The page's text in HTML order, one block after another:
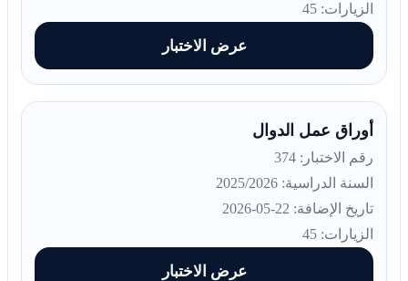
الزيارات: 45
عرض الاختبار
أوراق عمل الدوال
رقم الاختبار: 374
السنة الدراسية: 2025/2026
تاريخ الإضافة: 22-05-2026
الزيارات: 45
عرض الاختبار